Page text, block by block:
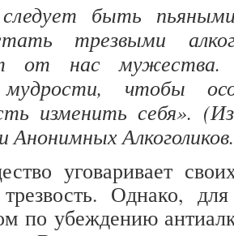
быть
трезвыми
от нас
мудрости, чтобы
изменить себя».
Анонимных
уговаривает
Однако,
по убеждению